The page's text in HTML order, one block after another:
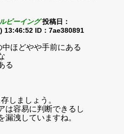
ビーイング 投稿日：
13:46:52 ID：7ae380891
中ほどやや手前にある
る
しましょう。
は容易に判断できるし
漏洩していますね。